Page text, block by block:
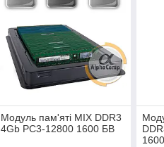
Модуль пам'яті MIX DDR3
4Gb PC3-12800 1600 БВ